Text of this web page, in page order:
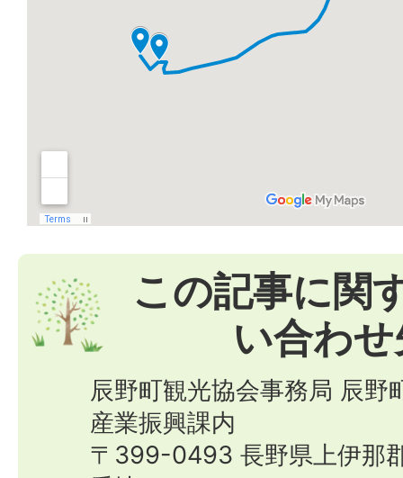
この記事に関
い合わせ
辰野町観光協会事務局 辰野
産業振興課内
〒399-0493 長野県上伊那